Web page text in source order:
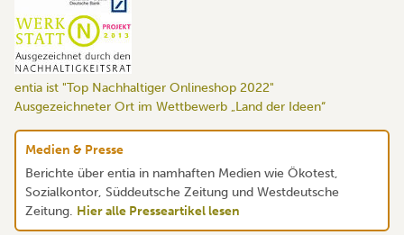
entia ist "Top Nachhaltiger Onlineshop 2022"
Ausgezeichneter Ort im Wettbewerb „Land der Ideen“
Medien & Presse
Berichte über entia in namhaften Medien wie Ökotest,
Sozialkontor, Süddeutsche Zeitung und Westdeutsche
Zeitung. Hier alle Presseartikel lesen